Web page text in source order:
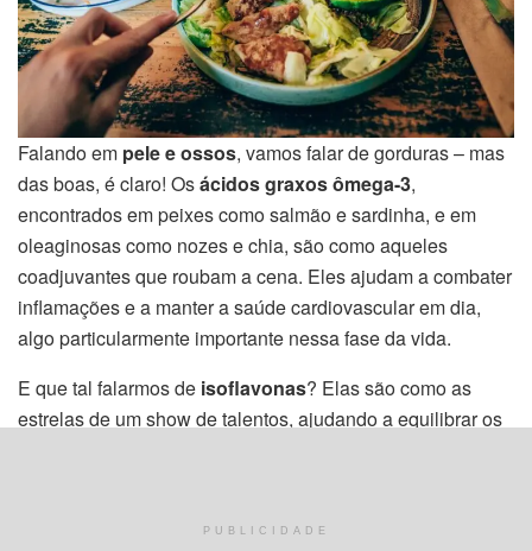
Falando em pele e ossos, vamos falar de gorduras – mas
das boas, é claro! Osácidos graxos ômega-3,
encontrados em peixes como salmão e sardinha, e em
oleaginosas como nozes e chia, são como aqueles
coadjuvantes que roubam a cena. Eles ajudam a combater
inflamações e a manter a saúde cardiovascular em dia,
algo particularmente importante nessa fase da vida.
E que tal falarmos de isoflavonas? Elas são como as
estrelas de um show de talentos, ajudando a equilibrar os
oscilações hormonais da menopausa. Mas atenção, é
PUBLICIDADE